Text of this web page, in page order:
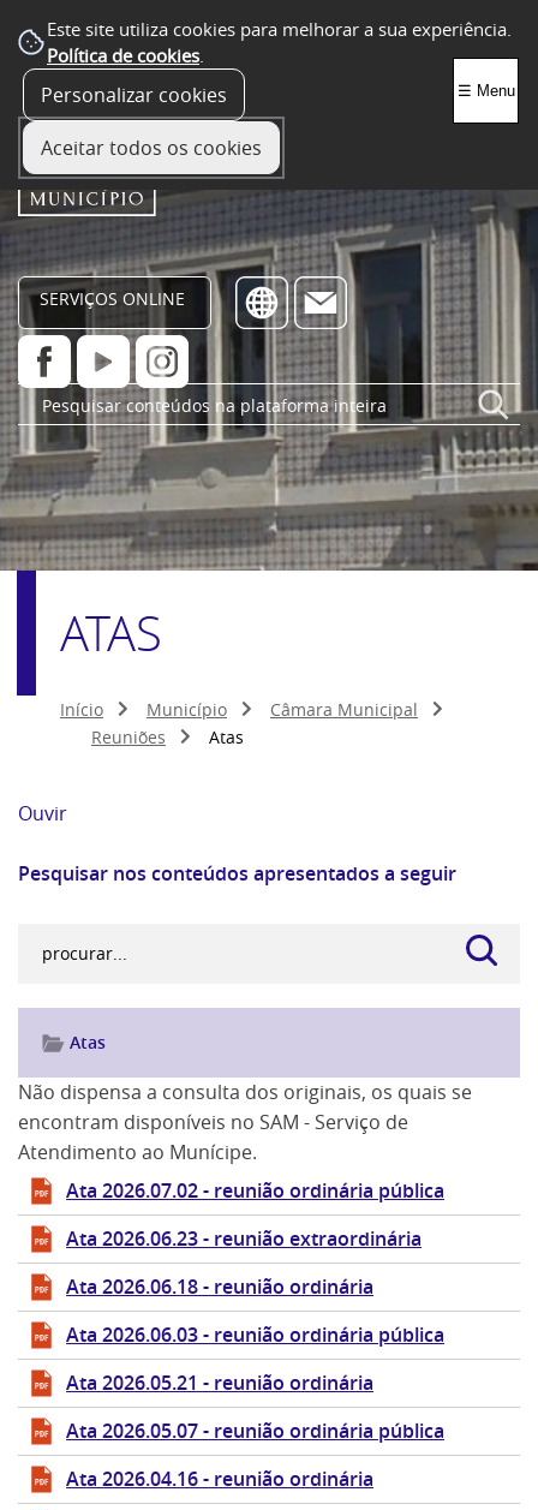
Este site utiliza cookies para melhorar a sua experiência.
Política de cookies.
Personalizar cookies
Aceitar todos os cookies
SERVIÇOS ONLINE
☰ Menu
ATAS
Início Município
Câmara Municipal
Reuniões
Atas
Ouvir
Pesquisar nos conteúdos apresentados a seguir
Atas
Não dispensa a consulta dos originais, os quais se
encontram disponíveis no SAM - Serviço de
Atendimento ao Munícipe.
Ata 2026.07.02 - reunião ordinária pública
Ata 2026.06.23 - reunião extraordinária
Ata 2026.06.18 - reunião ordinária
Ata 2026.06.03 - reunião ordinária pública
Ata 2026.05.21 - reunião ordinária
Ata 2026.05.07 - reunião ordinária pública
Ata 2026.04.16 - reunião ordinária